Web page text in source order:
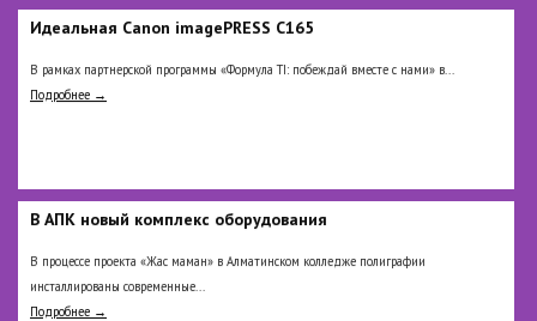
Идеальная Сanon imagePRESS C165
В рамках партнерской программы «Формула TI: побеждай вместе с нами» в...
Подробнее →
В АПК новый комплекс оборудования
В процессе проекта «Жас маман» в Алматинском колледже полиграфии
инсталлированы современные...
Подробнее →